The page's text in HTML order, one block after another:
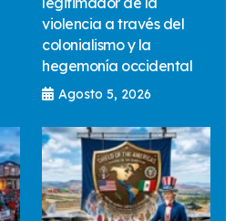
violencia a través del
colonialismo y la
hegemonía occidental
Agosto 5, 2026